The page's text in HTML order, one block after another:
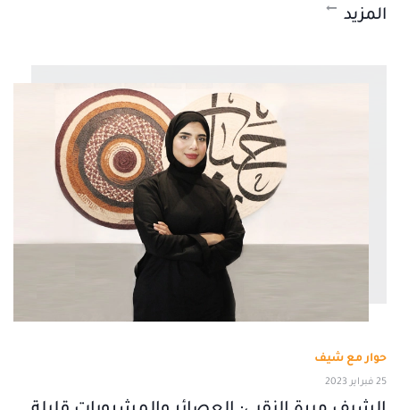
المزيد
حوار مع شيف
25 فبراير 2023